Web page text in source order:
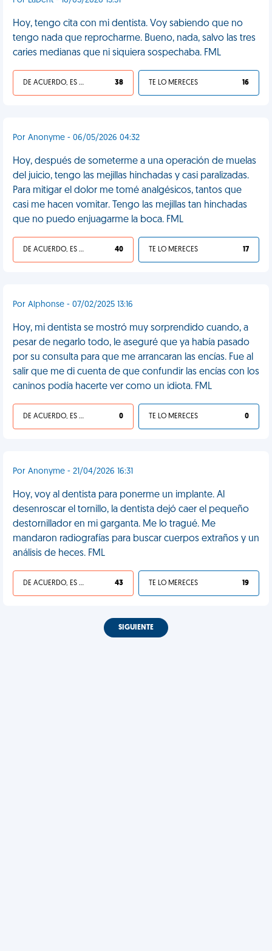
Hoy, tengo cita con mi dentista. Voy sabiendo que no
tengo nada que reprocharme. Bueno, nada, salvo las tres
caries medianas que ni siquiera sospechaba. FML
DE ACUERDO, ES UNA VIDA HP 38 TE LO MERECES 16
Por Anonyme - 06/05/2026 04:32
Hoy, después de someterme a una operación de muelas
del juicio, tengo las mejillas hinchadas y casi paralizadas.
Para mitigar el dolor me tomé analgésicos, tantos que
casi me hacen vomitar. Tengo las mejillas tan hinchadas
que no puedo enjuagarme la boca. FML
DE ACUERDO, ES UNA VIDA HP 40 TE LO MERECES 17
Por Alphonse - 07/02/2025 13:16
Hoy, mi dentista se mostró muy sorprendido cuando, a
pesar de negarlo todo, le aseguré que ya había pasado
por su consulta para que me arrancaran las encías. Fue al
salir que me di cuenta de que confundir las encías con los
caninos podía hacerte ver como un idiota. FML
DE ACUERDO, ES UNA VIDA HP 0 TE LO MERECES 0
Por Anonyme - 21/04/2026 16:31
Hoy, voy al dentista para ponerme un implante. Al
desenroscar el tornillo, la dentista dejó caer el pequeño
destornillador en mi garganta. Me lo tragué. Me
mandaron radiografías para buscar cuerpos extraños y un
análisis de heces. FML
DE ACUERDO, ES UNA VIDA HP 43 TE LO MERECES 19
SIGUIENTE